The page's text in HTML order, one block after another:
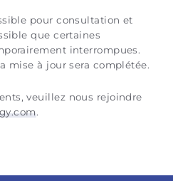
pour consultation et
que certaines
interrompues.
mise à jour sera complétée.
veuillez nous rejoindre
.